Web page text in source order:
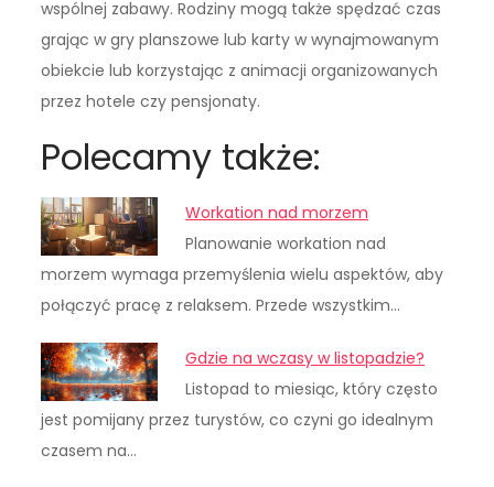
wspólnej zabawy. Rodziny mogą także spędzać czas
grając w gry planszowe lub karty w wynajmowanym
obiekcie lub korzystając z animacji organizowanych
przez hotele czy pensjonaty.
Polecamy także:
Workation nad morzem
Planowanie workation nad
morzem wymaga przemyślenia wielu aspektów, aby
połączyć pracę z relaksem. Przede wszystkim…
Gdzie na wczasy w listopadzie?
Listopad to miesiąc, który często
jest pomijany przez turystów, co czyni go idealnym
czasem na…